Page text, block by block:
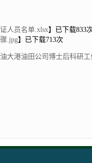
人员名单.xlsx】已下载833
.jpg】已下载713次
大港油田公司博士后科研